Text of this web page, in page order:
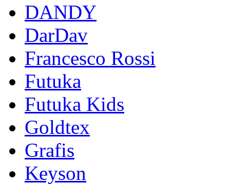
DANDY
DarDav
Francesco Rossi
Futuka
Futuka Kids
Goldtex
Grafis
Keyson